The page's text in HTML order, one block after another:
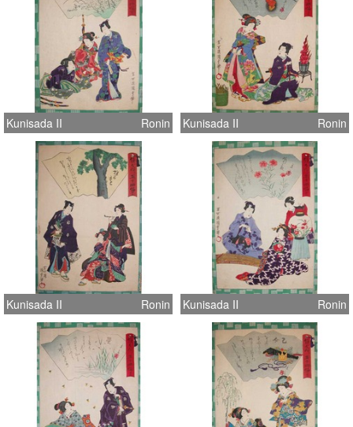
Kunisada II Ronin Kunisada II Ronin
Kunisada II Ronin Kunisada II Ronin